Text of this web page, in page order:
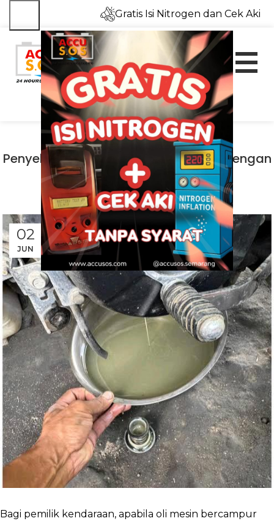
Gratis Isi Nitrogen dan Cek Aki
UNCATEGORIZED
Penyebab Oli Mesin Bisa Tercampur Dengan
Air Radiator
Accusos
02
JUN
Bagi pemilik kendaraan, apabila oli mesin bercampur